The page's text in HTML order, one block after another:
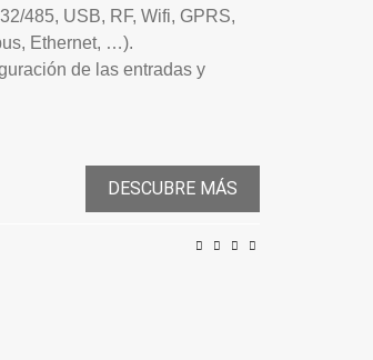
485, USB, RF, Wifi, GPRS,
Ethernet, …).
de las entradas y
DESCUBRE MÁS